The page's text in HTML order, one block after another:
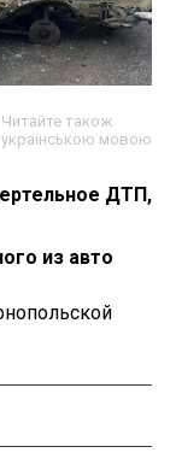
Читайте також
українською мовою
ДТП,
из авто